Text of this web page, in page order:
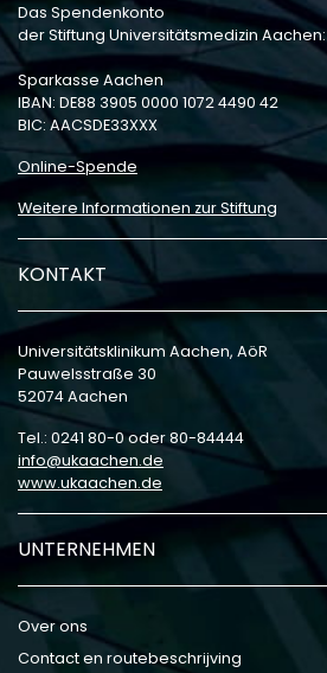
Das Spendenkonto
der Stiftung Universitätsmedizin Aachen:
Sparkasse Aachen
IBAN: DE88 3905 0000 1072 4490 42
BIC: AACSDE33XXX
Online-Spende
Weitere Informationen zur Stiftung
KONTAKT
Universitätsklinikum Aachen, AöR
Pauwelsstraße 30
52074 Aachen
Tel.: 0241 80-0 oder 80-84444
info
ukaachen de
www.ukaachen.de
UNTERNEHMEN
Over ons
Contact en routebeschrijving